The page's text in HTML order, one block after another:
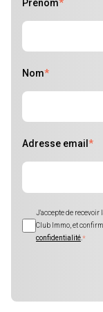
Prénom*
Nom*
Adresse email *
J'accepte de
Club Immo, et
confidentialité*